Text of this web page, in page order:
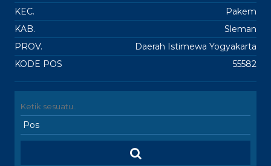
KEC.
Pakem
KAB.
Sleman
PROV.
Daerah Istimewa Yogyakarta
KODE POS
55582